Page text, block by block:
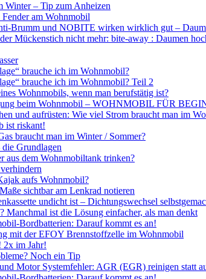
Winter – Tip zum Anheizen
am Wohnmobil
Brumm und NOBITE wirken wirklich gut –
Mückenstich nicht mehr: bite-away : Daumen
brauche ich im Wohnmobil?
brauche ich im Wohnmobil? Teil 2
Wohnmobils, wenn man berufstätig ist?
beim Wohnmobil – WOHNMOBIL FÜR
und aufrüsten: Wie viel Strom braucht man im
ist riskant!
braucht man im Winter / Sommer?
Grundlagen
aus dem Wohnmobiltank trinken?
aufs Wohnmobil?
sichtbar am Lenkrad notieren
undicht ist – Dichtungswechsel
Manchmal ist die Lösung einfacher, als man denkt
Bordbatterien: Darauf kommt es an!
mit der EFOY Brennstoffzelle im Wohnmobil
2x im Jahr!
Noch ein Tip
Motor Systemfehler: AGR (EGR) reinigen statt